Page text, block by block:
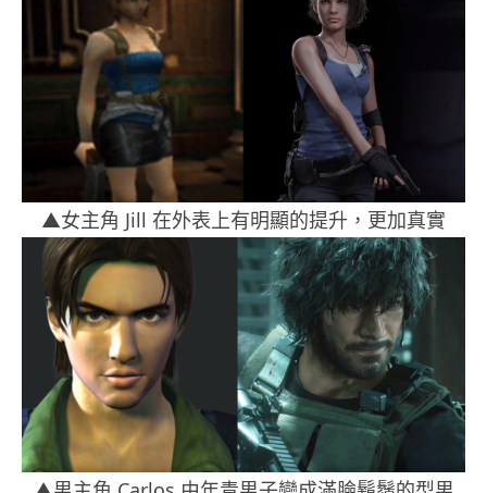
▲女主角 Jill 在外表上有明顯的提升，更加真實